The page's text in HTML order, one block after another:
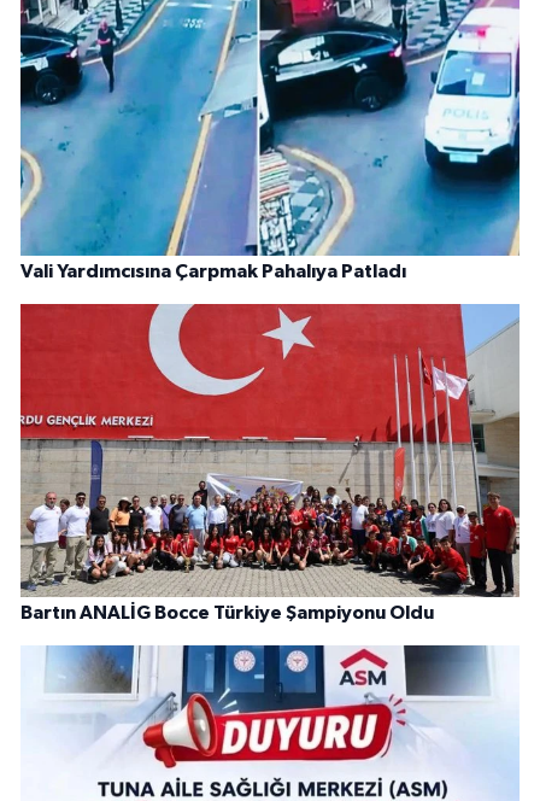
Vali Yardımcısına Çarpmak Pahalıya Patladı
Bartın ANALİG Bocce Türkiye Şampiyonu Oldu